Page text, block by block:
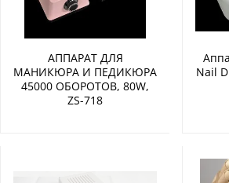
АППАРАТ ДЛЯ
МАНИКЮРА И ПЕДИКЮРА
45000 ОБОРОТОВ, 80W,
ZS-718
Nail